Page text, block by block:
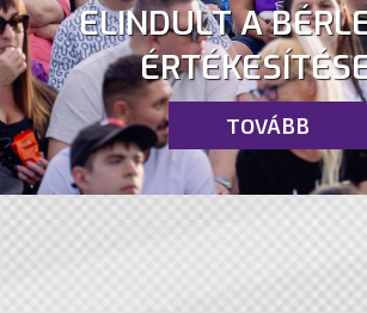
ELINDULT A
TOVÁBB